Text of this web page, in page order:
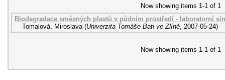
Now showing items 1-1 of 1
Biodegradace směsných plastů v půdním prostředí - laboratorní
Tomalová, Miroslava (Univerzita Tomáše Bati ve Zlíně, 2007-05-24)
Now showing items 1-1 of 1